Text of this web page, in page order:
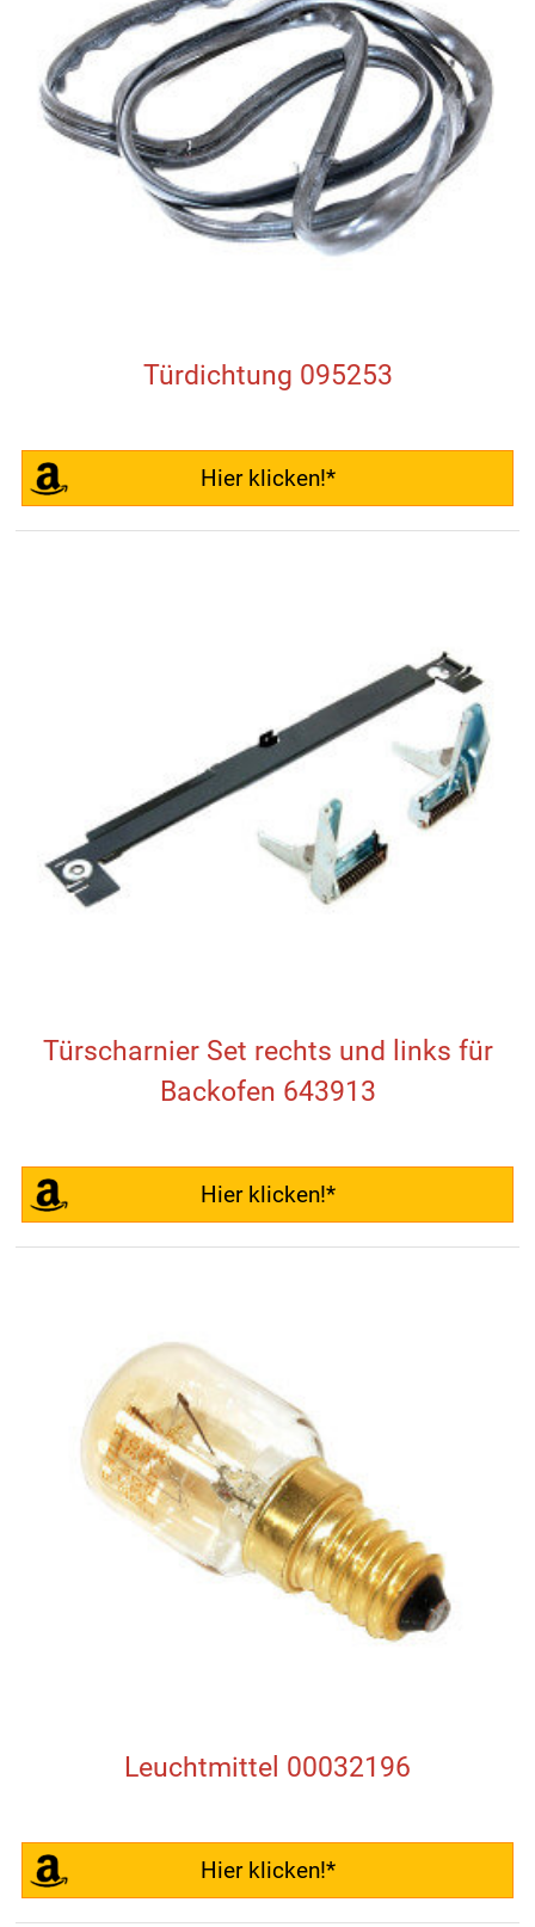
Türdichtung 095253
Hier klicken!*
Türscharnier Set rechts und links für
Backofen 643913
Hier klicken!*
Leuchtmittel 00032196
Hier klicken!*